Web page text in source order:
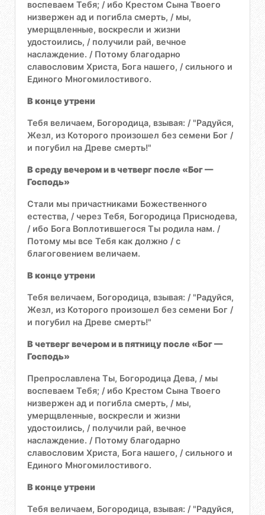
воспеваем Тебя; / ибо Крестом Сына Твоего
низвержен ад и погибла смерть, / мы,
умерщвленные, воскресли и жизни
удостоились, / получили рай, вечное
наслаждение. / Потому благодарно
славословим Христа, Бога нашего, / сильного и
Единого Многомилостивого.
В конце утрени
Тебя величаем, Богородица, взывая: / "Радуйся,
Жезл, из Которого произошел без семени Бог /
и погубил на Древе смерть!"
В среду вечером и в четверг после «Бог —
Господь»
Стали мы причастниками Божественного
естества, / через Тебя, Богородица Приснодева,
/ ибо Бога Воплотившегося Ты родила нам. /
Потому мы все Тебя как должно / с
благоговением величаем.
В конце утрени
Тебя величаем, Богородица, взывая: / "Радуйся,
Жезл, из Которого произошел без семени Бог /
и погубил на Древе смерть!"
В четверг вечером и в пятницу после «Бог —
Господь»
Препрославлена Ты, Богородица Дева, / мы
воспеваем Тебя; / ибо Крестом Сына Твоего
низвержен ад и погибла смерть, / мы,
умерщвленные, воскресли и жизни
удостоились, / получили рай, вечное
наслаждение. / Потому благодарно
славословим Христа, Бога нашего, / сильного и
Единого Многомилостивого.
В конце утрени
Тебя величаем, Богородица, взывая: / "Радуйся,